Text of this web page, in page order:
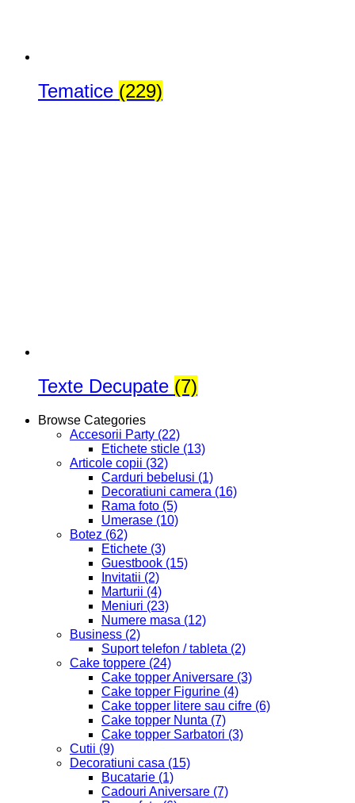
Tematice (229)
Texte Decupate (7)
Browse Categories
Accesorii Party (22)
Etichete sticle (13)
Articole copii (32)
Carduri bebelusi (1)
Decoratiuni camera (16)
Rama foto (5)
Umerase (10)
Botez (62)
Etichete (3)
Guestbook (15)
Invitatii (2)
Marturii (4)
Meniuri (23)
Numere masa (12)
Business (2)
Suport telefon / tableta (2)
Cake toppere (24)
Cake topper Aniversare (3)
Cake topper Figurine (4)
Cake topper litere sau cifre (6)
Cake topper Nunta (7)
Cake topper Sarbatori (3)
Cutii (9)
Decoratiuni casa (15)
Bucatarie (1)
Cadouri Aniversare (7)